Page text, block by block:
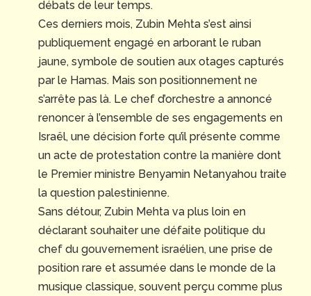
débats de leur temps.
Ces derniers mois, Zubin Mehta s’est ainsi
publiquement engagé en arborant le ruban
jaune, symbole de soutien aux otages capturés
par le Hamas. Mais son positionnement ne
s’arrête pas là. Le chef d’orchestre a annoncé
renoncer à l’ensemble de ses engagements en
Israël, une décision forte qu’il présente comme
un acte de protestation contre la manière dont
le Premier ministre Benyamin Netanyahou traite
la question palestinienne.
Sans détour, Zubin Mehta va plus loin en
déclarant souhaiter une défaite politique du
chef du gouvernement israélien, une prise de
position rare et assumée dans le monde de la
musique classique, souvent perçu comme plus